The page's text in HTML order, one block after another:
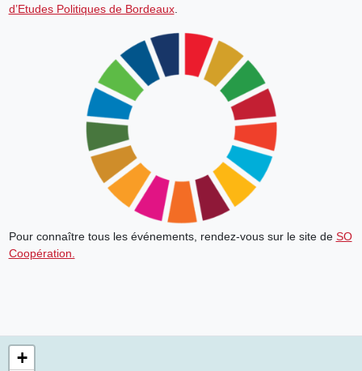
d’Etudes Politiques de Bordeaux.
Pour connaître tous les événements, rendez-vous sur le site de SO
Coopération.
+